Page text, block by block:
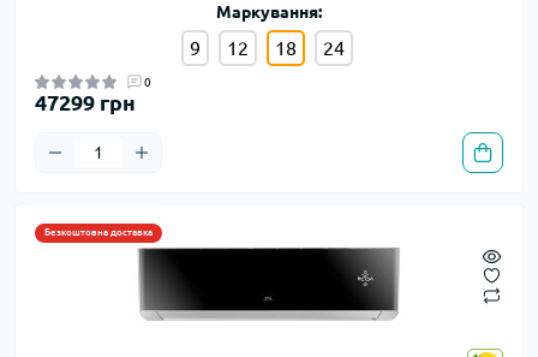
Маркування:
9 12 18 24
0
47299 грн
Безкоштовна доставка